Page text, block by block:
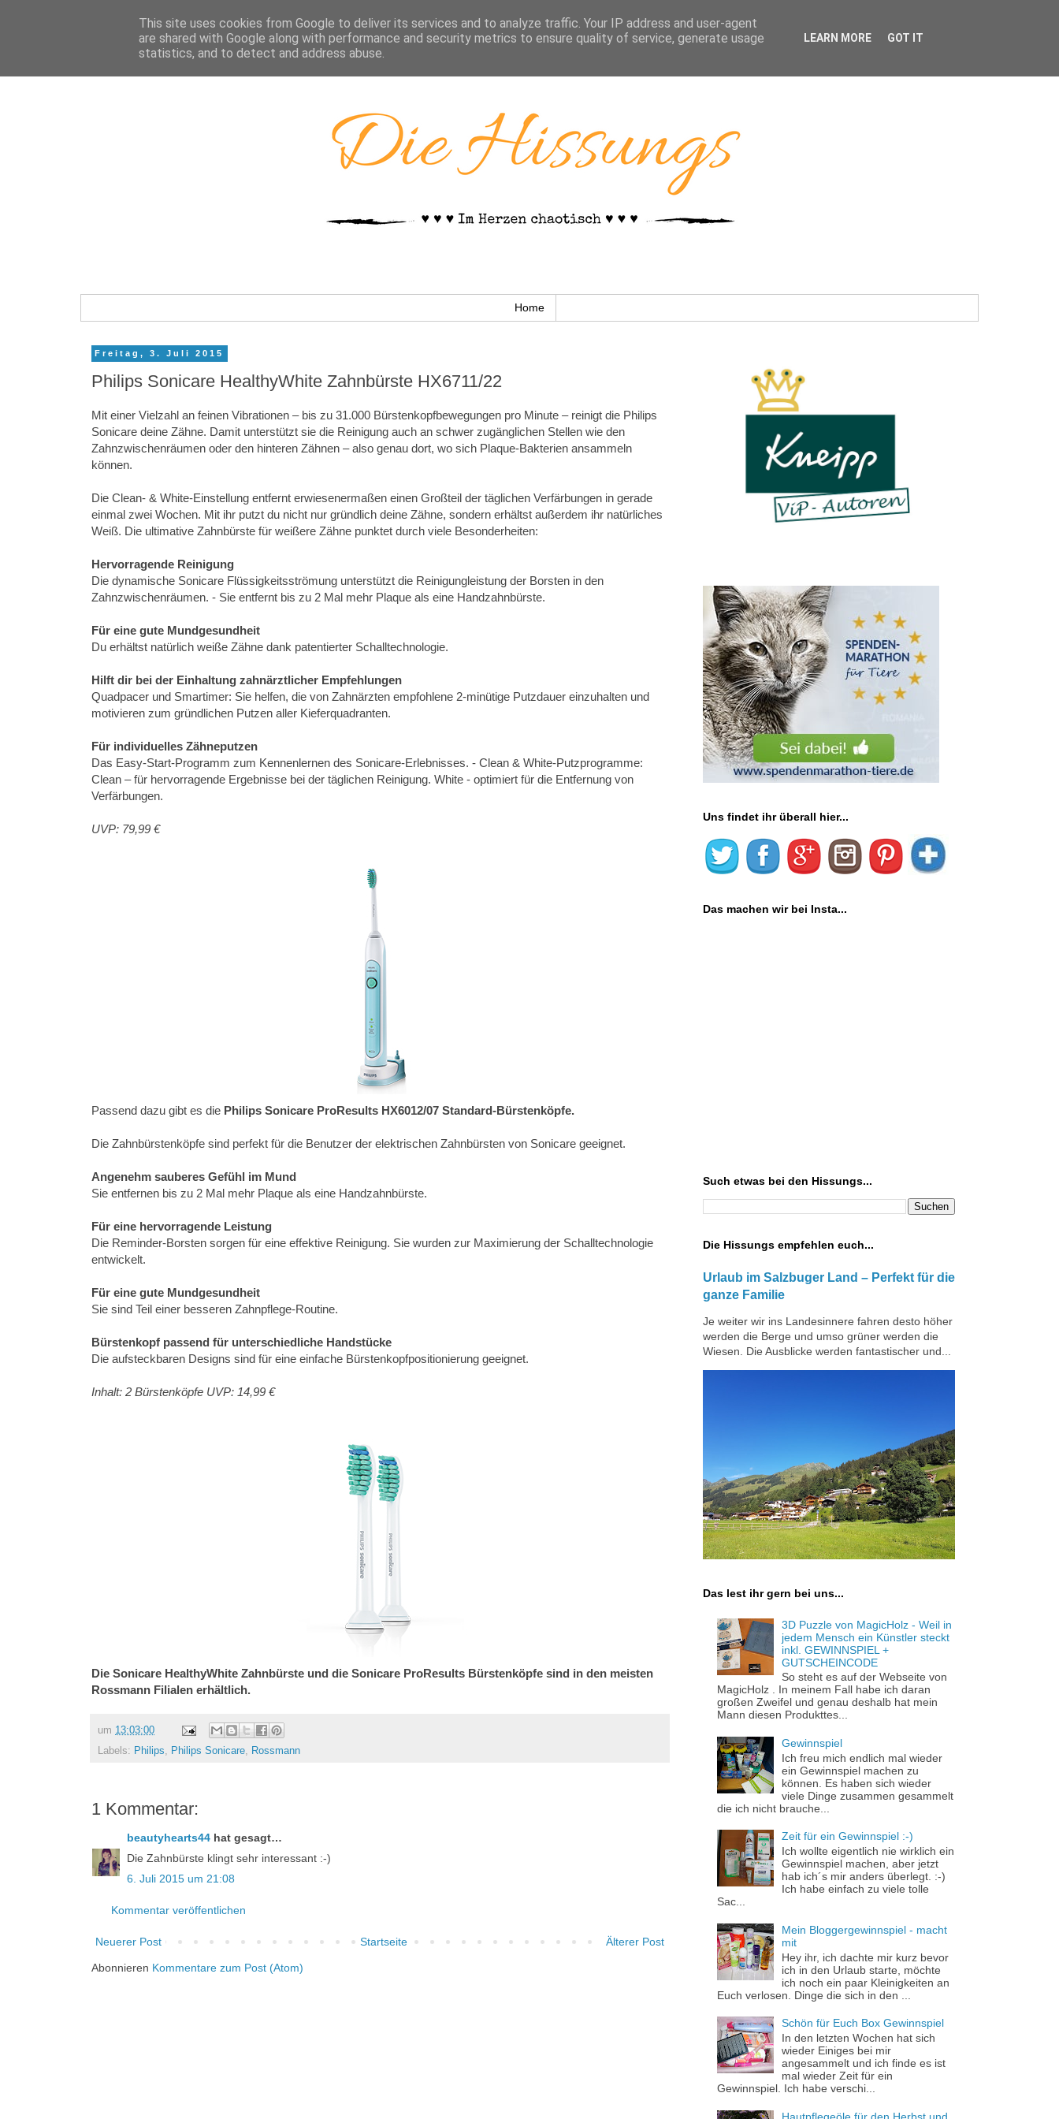
Home
Freitag, 3. Juli 2015
Philips Sonicare HealthyWhite Zahnbürste HX6711/22
Mit einer Vielzahl an feinen Vibrationen – bis zu 31.000 Bürstenkopfbewegungen pro Minute – reinigt die Philips
Sonicare deine Zähne. Damit unterstützt sie die Reinigung auch an schwer zugänglichen Stellen wie den
Zahnzwischenräumen oder den hinteren Zähnen – also genau dort, wo sich Plaque-Bakterien ansammeln
können.
Die Clean- & White-Einstellung entfernt erwiesenermaßen einen Großteil der täglichen Verfärbungen in gerade
einmal zwei Wochen. Mit ihr putzt du nicht nur gründlich deine Zähne, sondern erhältst außerdem ihr natürliches
Weiß. Die ultimative Zahnbürste für weißere Zähne punktet durch viele Besonderheiten:
Hervorragende Reinigung
Die dynamische Sonicare Flüssigkeitsströmung unterstützt die Reinigungleistung der Borsten in den
Zahnzwischenräumen. - Sie entfernt bis zu 2 Mal mehr Plaque als eine Handzahnbürste.
Für eine gute Mundgesundheit
Du erhältst natürlich weiße Zähne dank patentierter Schalltechnologie.
Hilft dir bei der Einhaltung zahnärztlicher Empfehlungen
Quadpacer und Smartimer: Sie helfen, die von Zahnärzten empfohlene 2-minütige Putzdauer einzuhalten und
motivieren zum gründlichen Putzen aller Kieferquadranten.
Für individuelles Zähneputzen
Das Easy-Start-Programm zum Kennenlernen des Sonicare-Erlebnisses. - Clean & White-Putzprogramme:
Clean – für hervorragende Ergebnisse bei der täglichen Reinigung. White - optimiert für die Entfernung von
Verfärbungen.
UVP: 79,99 €
Passend dazu gibt es die Philips Sonicare ProResults HX6012/07 Standard-Bürstenköpfe.
Die Zahnbürstenköpfe sind perfekt für die Benutzer der elektrischen Zahnbürsten von Sonicare geeignet.
Angenehm sauberes Gefühl im Mund
Sie entfernen bis zu 2 Mal mehr Plaque als eine Handzahnbürste.
Für eine hervorragende Leistung
Die Reminder-Borsten sorgen für eine effektive Reinigung. Sie wurden zur Maximierung der Schalltechnologie
entwickelt.
Für eine gute Mundgesundheit
Sie sind Teil einer besseren Zahnpflege-Routine.
Bürstenkopf passend für unterschiedliche Handstücke
Die aufsteckbaren Designs sind für eine einfache Bürstenkopfpositionierung geeignet.
Inhalt: 2 Bürstenköpfe UVP: 14,99 €
Die Sonicare HealthyWhite Zahnbürste und die Sonicare ProResults Bürstenköpfe sind in den meisten
Rossmann Filialen erhältlich.
um 13:03:00
Labels: Philips, Philips Sonicare, Rossmann
1 Kommentar:
beautyhearts44 hat gesagt…
Die Zahnbürste klingt sehr interessant :-)
6. Juli 2015 um 21:08
Kommentar veröffentlichen
Neuerer Post Älterer Post
Startseite
Abonnieren Kommentare zum Post (Atom)
Uns findet ihr überall hier...
Das machen wir bei Insta...
Such etwas bei den Hissungs...
Die Hissungs empfehlen euch...
Urlaub im Salzbuger Land – Perfekt für die
ganze Familie
Je weiter wir ins Landesinnere fahren desto höher
werden die Berge und umso grüner werden die
Wiesen. Die Ausblicke werden fantastischer und...
Das lest ihr gern bei uns...
3D Puzzle von MagicHolz - Weil in
jedem Mensch ein Künstler steckt
inkl. GEWINNSPIEL +
GUTSCHEINCODE
So steht es auf der Webseite von
MagicHolz . In meinem Fall habe ich daran
großen Zweifel und genau deshalb hat mein
Mann diesen Produkttes...
Gewinnspiel
Ich freu mich endlich mal wieder
ein Gewinnspiel machen zu
können. Es haben sich wieder
viele Dinge zusammen gesammelt
die ich nicht brauche...
Zeit für ein Gewinnspiel :-)
Ich wollte eigentlich nie wirklich ein
Gewinnspiel machen, aber jetzt
hab ich´s mir anders überlegt. :-)
Ich habe einfach zu viele tolle
Sac...
Mein Bloggergewinnspiel - macht
mit
Hey ihr, ich dachte mir kurz bevor
ich in den Urlaub starte, möchte
ich noch ein paar Kleinigkeiten an
Euch verlosen. Dinge die sich in den ...
Schön für Euch Box Gewinnspiel
In den letzten Wochen hat sich
wieder Einiges bei mir
angesammelt und ich finde es ist
mal wieder Zeit für ein
Gewinnspiel. Ich habe verschi...
Hautpflegeöle für den Herbst und
This site uses cookies from Google to deliver its services and to analyze traffic. Your IP address and user-agent
are shared with Google along with performance and security metrics to ensure quality of service, generate usage
statistics, and to detect and address abuse.
LEARN MORE GOT IT